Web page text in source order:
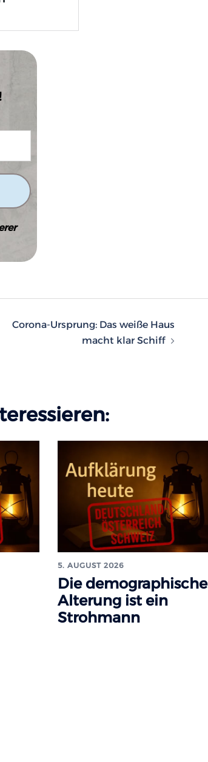
Corona-Ursprung: Das weiße Haus
macht klar Schiff
5. AUGUST 2026
Die demographische
Alterung ist ein
Strohmann